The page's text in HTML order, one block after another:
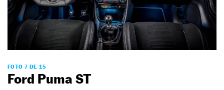
FOTO 7 DE 15
Ford Puma ST